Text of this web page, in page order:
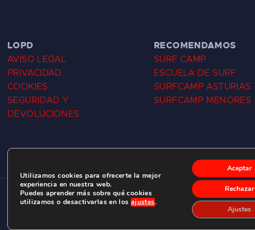
LOPD
AVISO LEGAL
PRIVACIDAD
COOKIES
SEGURIDAD Y
DEVOLUCIONES
RECOMENDAMOS
SURF CAMP
ESCUELA DE SURF
SURFCAMP ASTURIAS
SURFCAMP MENORES
CLUB DE SURF LAS DUNAS ©2026.
C/ BERNARDO ÁLVAREZ GALAN 1, SALINAS (ASTURIAS)
Utilizamos cookies para ofrecerte la mejor
experiencia en nuestra web.
Puedes aprender más sobre qué cookies
utilizamos o desactivarlas en los ajustes.
Aceptar
Rechazar
Ajustes